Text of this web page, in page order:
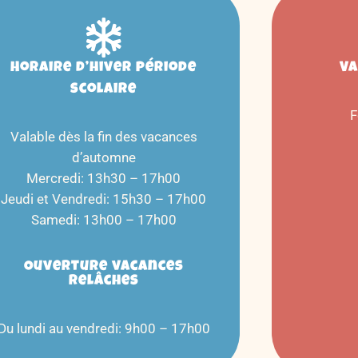
Horaire d’hiver période
scolaire
Valable dès la fin des vacances
d’automne
Mercredi: 13h30 – 17h00
Jeudi et Vendredi: 15h30 – 17h00
Samedi: 13h00 – 17h00
Ouverture vacances
relâches
lundi au vendredi: 9h00 – 17h00